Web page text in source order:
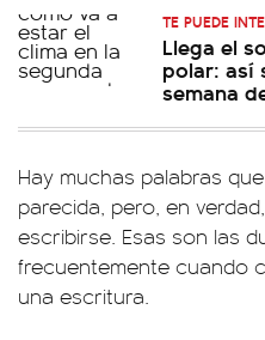
TE PUEDE
Llega el
polar: así
semana
Hay muchas palabras
parecida, pero, en
escribirse. Esas son las
frecuentemente cuando
una escritura.